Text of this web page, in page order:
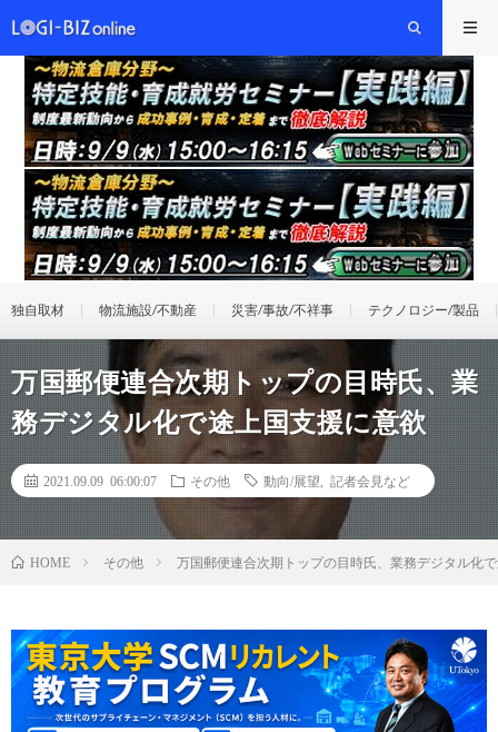
独自取材 物流施設/不動産 災害/事故/不祥事 テクノロジー/製品
万国郵便連合次期トップの目時氏、業
務デジタル化で途上国支援に意欲
2021.09.09 06:00:07 その他 動向/展望 記者会見など
HOME その他 万国郵便連合次期トップの目時氏、業務デジタル化